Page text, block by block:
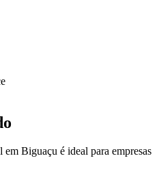
Biguaçu é ideal para empresas